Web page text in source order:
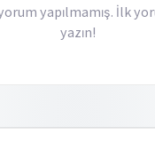
yapılmamış. İlk
yazın!